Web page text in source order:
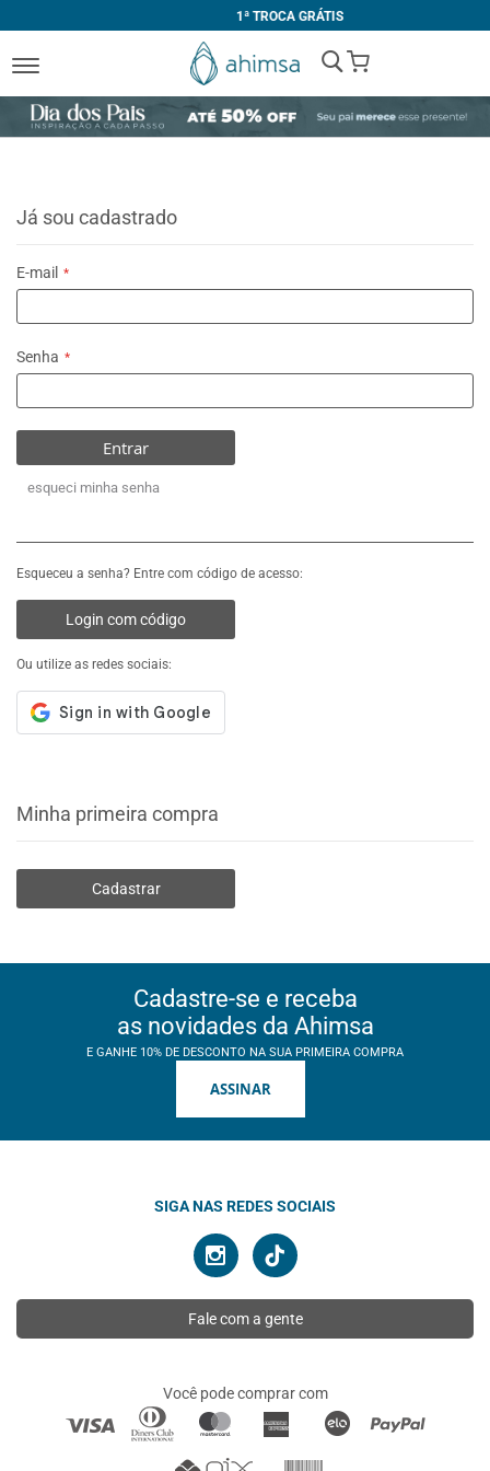
1ª TROCA GRÁTIS
My Cart
Já sou cadastrado
E-mail
Senha
Entrar
esqueci minha senha
Esqueceu a senha? Entre com código de acesso:
Login com código
Ou utilize as redes sociais:
Minha primeira compra
Cadastrar
Cadastre-se e receba
as novidades da Ahimsa
E GANHE 10% DE DESCONTO NA SUA PRIMEIRA COMPRA
ASSINAR
SIGA NAS REDES SOCIAIS
Fale com a gente
Você pode comprar com